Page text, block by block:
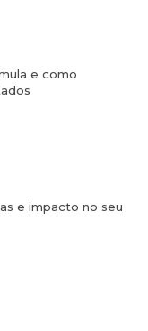
e como
e impacto no seu